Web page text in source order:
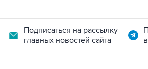
Подписаться на рассылку
главных новостей сайта